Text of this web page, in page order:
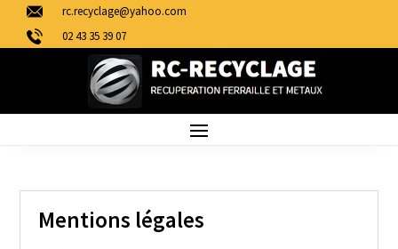
rc.recyclage@yahoo.com
02 43 35 39 07
Mentions légales